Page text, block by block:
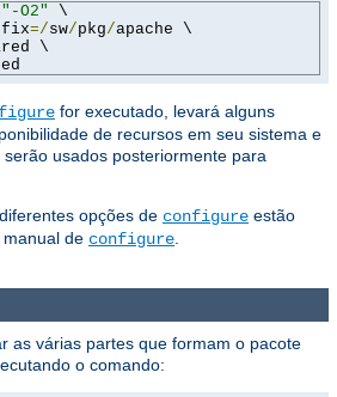
"-O2"
\
=/sw/pkg/apache \
\
for executado, levará alguns
de recursos em seu sistema e
usados ​​posteriormente para
opções de configure estão
de configure
as várias partes que formam o pacote
o comando: